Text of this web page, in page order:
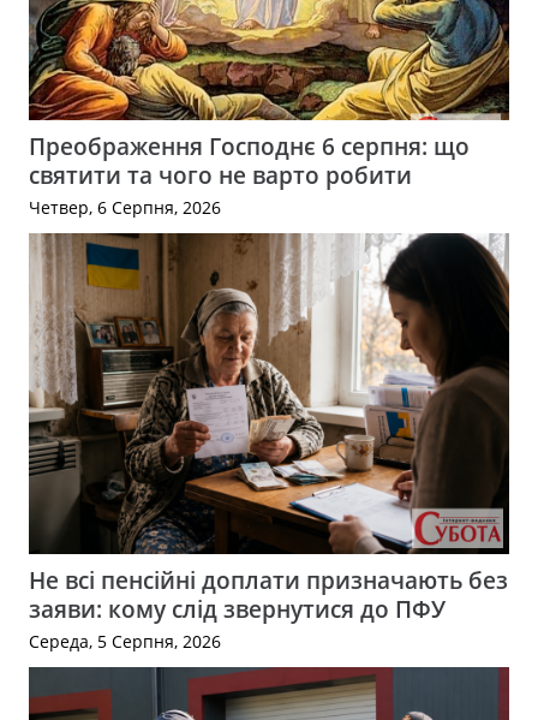
Преображення Господнє 6 серпня: що
святити та чого не варто робити
Четвер, 6 Серпня, 2026
Не всі пенсійні доплати призначають без
заяви: кому слід звернутися до ПФУ
Середа, 5 Серпня, 2026